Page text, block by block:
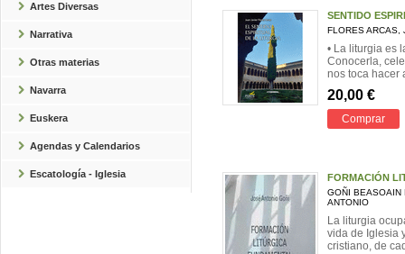
Artes Diversas
Narrativa
Otras materias
Navarra
Euskera
Agendas y Calendarios
Escatología - Iglesia
SENTIDO
FLORES ARCAS,
• La liturgia es
Conocerla,
nos toca hacer
20,00 €
Comprar
FORMACIÓN
GOÑI BEASOAIN
ANTONIO
La liturgia
vida de Iglesia
cristiano, de